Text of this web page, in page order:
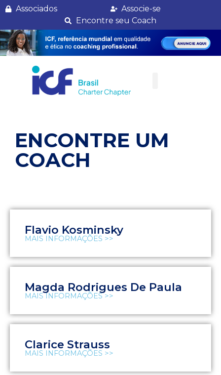
Associados
Associe-se
Encontre seu Coach
ENCONTRE UM
COACH
Flavio Kosminsky
MAIS INFORMAÇÕES >>
Magda Rodrigues De Paula
MAIS INFORMAÇÕES >>
Clarice Strauss
MAIS INFORMAÇÕES >>